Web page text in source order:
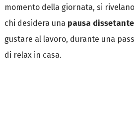
momento della giornata, si
chi desidera una pausa
gustare al lavoro, durante una
di relax in casa.